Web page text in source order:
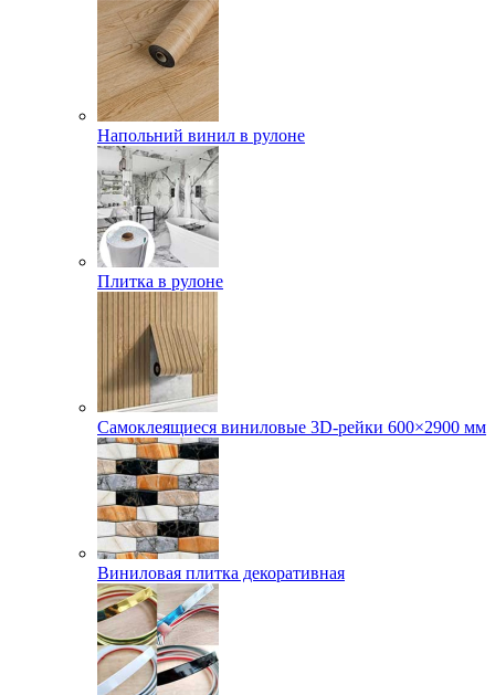
Напольний винил в рулоне
Плитка в рулоне
Самоклеящиеся виниловые 3D‑рейки 600×2900 мм
Виниловая плитка декоративная